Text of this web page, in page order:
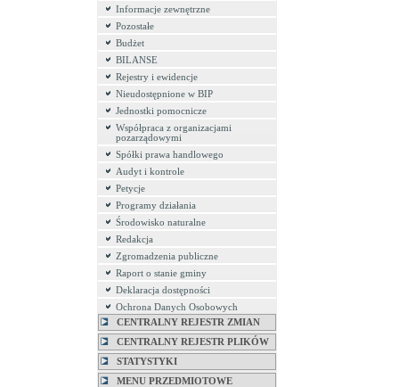
Informacje zewnętrzne
Pozostałe
Budżet
BILANSE
Rejestry i ewidencje
Nieudostępnione w BIP
Jednostki pomocnicze
Współpraca z organizacjami
pozarządowymi
Spółki prawa handlowego
Audyt i kontrole
Petycje
Programy działania
Środowisko naturalne
Redakcja
Zgromadzenia publiczne
Raport o stanie gminy
Deklaracja dostępności
Ochrona Danych Osobowych
CENTRALNY REJESTR ZMIAN
CENTRALNY REJESTR PLIKÓW
STATYSTYKI
MENU PRZEDMIOTOWE